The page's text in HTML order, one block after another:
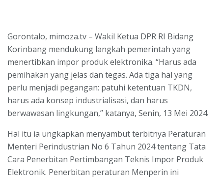
Gorontalo, mimoza.tv – Wakil Ketua DPR RI Bidang
Korinbang mendukung langkah pemerintah yang
menertibkan impor produk elektronika. “Harus ada
pemihakan yang jelas dan tegas. Ada tiga hal yang
perlu menjadi pegangan: patuhi ketentuan TKDN,
harus ada konsep industrialisasi, dan harus
berwawasan lingkungan,” katanya, Senin, 13 Mei 2024.
Hal itu ia ungkapkan menyambut terbitnya Peraturan
Menteri Perindustrian No 6 Tahun 2024 tentang Tata
Cara Penerbitan Pertimbangan Teknis Impor Produk
Elektronik. Penerbitan peraturan Menperin ini